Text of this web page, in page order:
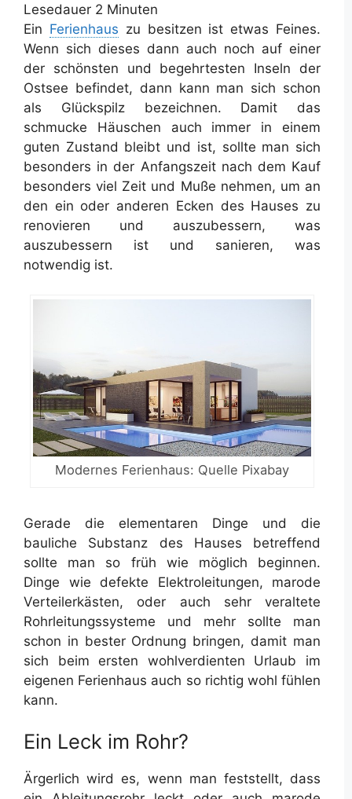
Lesedauer 2 Minuten
Ein Ferienhaus zu besitzen ist etwas Feines.
Wenn sich dieses dann auch noch auf einer
der schönsten und begehrtesten Inseln der
Ostsee befindet, dann kann man sich schon
als Glückspilz bezeichnen. Damit das
schmucke Häuschen auch immer in einem
guten Zustand bleibt und ist, sollte man sich
besonders in der Anfangszeit nach dem Kauf
besonders viel Zeit und Muße nehmen, um an
den ein oder anderen Ecken des Hauses zu
renovieren und auszubessern, was
auszubessern ist und sanieren, was
notwendig ist.
Modernes Ferienhaus: Quelle Pixabay
Gerade die elementaren Dinge und die
bauliche Substanz des Hauses betreffend
sollte man so früh wie möglich beginnen.
Dinge wie defekte Elektroleitungen, marode
Verteilerkästen, oder auch sehr veraltete
Rohrleitungssysteme und mehr sollte man
schon in bester Ordnung bringen, damit man
sich beim ersten wohlverdienten Urlaub im
eigenen Ferienhaus auch so richtig wohl fühlen
kann.
Ein Leck im Rohr?
Ärgerlich wird es, wenn man feststellt, dass